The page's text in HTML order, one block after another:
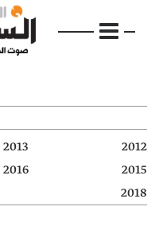
الرئيسية
مواضيع
2012
2013
2015
2016
2018